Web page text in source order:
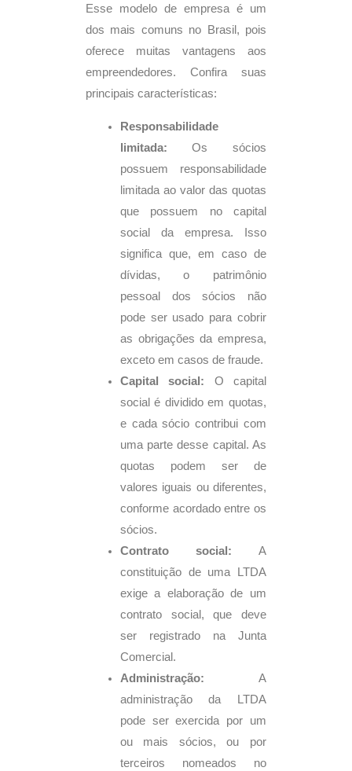
Esse modelo de empresa é um
dos mais comuns no Brasil, pois
oferece muitas vantagens aos
empreendedores. Confira suas
principais características:
Responsabilidade
limitada: Os sócios
possuem responsabilidade
limitada ao valor das quotas
que possuem no capital
social da empresa. Isso
significa que, em caso de
dívidas, o patrimônio
pessoal dos sócios não
pode ser usado para cobrir
as obrigações da empresa,
exceto em casos de fraude.
Capital social: O capital
social é dividido em quotas,
e cada sócio contribui com
uma parte desse capital. As
quotas podem ser de
valores iguais ou diferentes,
conforme acordado entre os
sócios.
Contrato social: A
constituição de uma LTDA
exige a elaboração de um
contrato social, que deve
ser registrado na Junta
Comercial.
Administração: A
administração da LTDA
pode ser exercida por um
ou mais sócios, ou por
terceiros nomeados no